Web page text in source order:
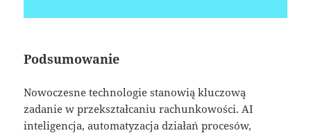
Podsumowanie
Nowoczesne technologie stanowią kluczową
zadanie w przekształcaniu rachunkowości. AI
inteligencja, automatyzacja działań procesów,